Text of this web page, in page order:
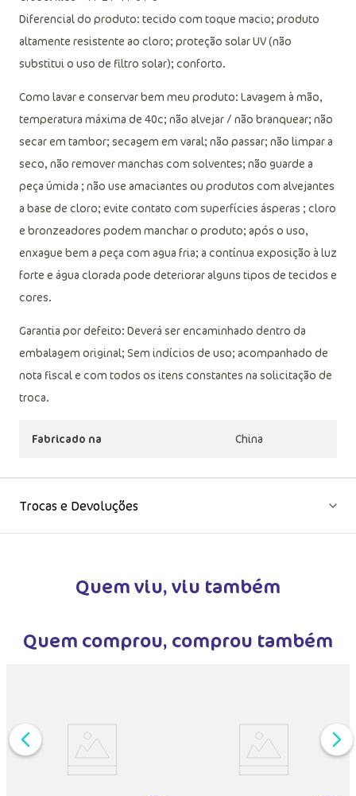
Diferencial do produto: tecido com toque macio; produto
altamente resistente ao cloro; proteção solar UV (não
substitui o uso de filtro solar); conforto.
Como lavar e conservar bem meu produto: Lavagem à mão,
temperatura máxima de 40c; não alvejar / não branquear; não
secar em tambor; secagem em varal; não passar; não limpar a
seco, não remover manchas com solventes; não guarde a
peça úmida ; não use amaciantes ou produtos com alvejantes
a base de cloro; evite contato com superfícies ásperas ; cloro
e bronzeadores podem manchar o produto; após o uso,
enxague bem a peça com agua fria; a contínua exposição à luz
forte e água clorada pode deteriorar alguns tipos de tecidos e
cores.
Garantia por defeito: Deverá ser encaminhado dentro da
embalagem original; Sem indícios de uso; acompanhado de
nota fiscal e com todos os itens constantes na solicitação de
troca.
Fabricado na China
Trocas e Devoluções
Quem viu, viu também
Quem comprou, comprou também